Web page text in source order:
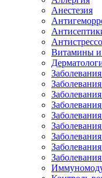
Анестезия
Витамины и